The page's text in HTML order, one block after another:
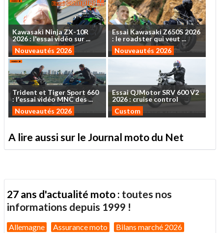
Kawasaki NinjaZX-10R
2026: l'essaividéo sur...
Nouveautés 2026
Essai KawasakiZ650S 2026
: le roadsterquiveut ...
Nouveautés 2026
Trident et TigerSport 660
: l'essaividéoMNCdes...
Nouveautés 2026
EssaiQJMotorSRV 600V2
2026 : cruise control
Custom
A lire aussi sur le Journal moto du Net
27 ans d'actualité moto : toutes nos
informations depuis 1999 !
Allemagne Assurance moto Bilans marché 2026